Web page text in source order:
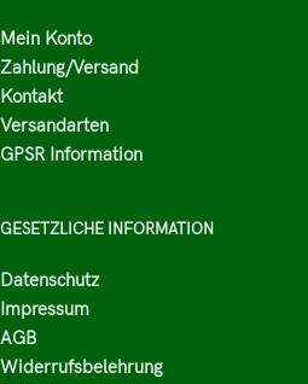
Mein Konto
Zahlung/Versand
Kontakt
Versandarten
GPSR Information
GESETZLICHE INFORMATION
Datenschutz
Impressum
AGB
Widerrufsbelehrung